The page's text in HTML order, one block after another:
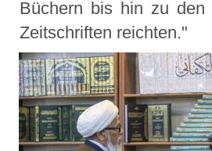
Büchern bis hin zu den
Zeitschriften reichten."